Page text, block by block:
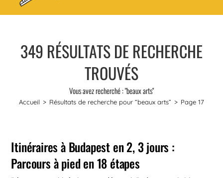
349 RÉSULTATS DE RECHERCHE
TROUVÉS
Vous avez recherché : "beaux arts"
Accueil > Résultats de recherche pour “beaux arts” > Page 17
Itinéraires à Budapest en 2, 3 jours :
Parcours à pied en 18 étapes